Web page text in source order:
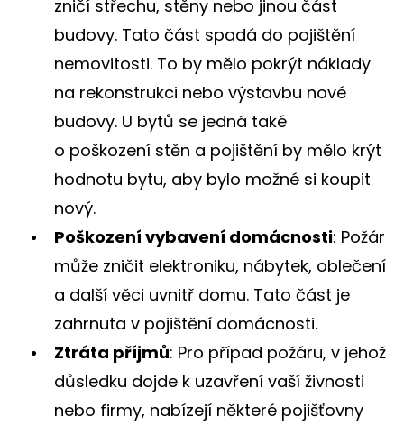
zničí střechu, stěny nebo jinou část
budovy. Tato část spadá do pojištění
nemovitosti. To by mělo pokrýt náklady
na rekonstrukci nebo výstavbu nové
budovy. U bytů se jedná také
o poškození stěn a pojištění by mělo krýt
hodnotu bytu, aby bylo možné si koupit
nový.
Poškození vybavení domácnosti: Požár
může zničit elektroniku, nábytek, oblečení
a další věci uvnitř domu. Tato část je
zahrnuta v pojištění domácnosti.
Ztráta příjmů: Pro případ požáru, v jehož
důsledku dojde k uzavření vaší živnosti
nebo firmy, nabízejí některé pojišťovny